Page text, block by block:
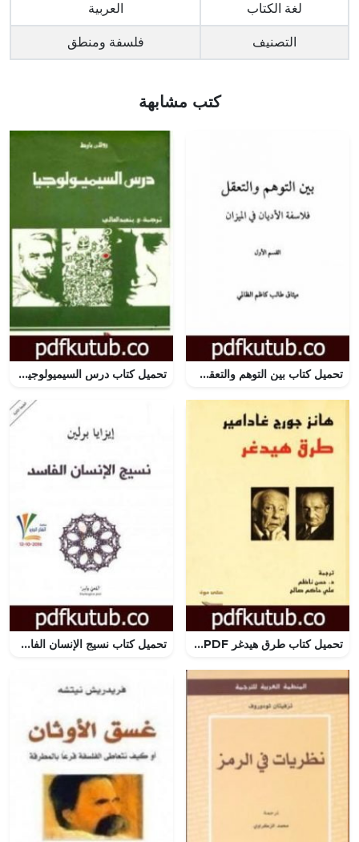
لغة الكتاب العربية
التصنيف فلسفة ومنطق
كتب مشابهة
تحميل كتاب بين التوهم والتعقل فلاسفة الاديان فى الميزان PDF تأليف ميثاق طالب كاظم الظالمي مجانا [كامل] تحميل كتاب درس السيميولوجيا PDF تأليف رولان بارت مجانا [كامل]
تحميل كتاب طرق هيدغر PDF تأليف هانز جورج غادامير مجانا [كامل] تحميل كتاب نسيج الإنسان الفاسد PDF تأليف إيزايا برلين مجانا [كامل]